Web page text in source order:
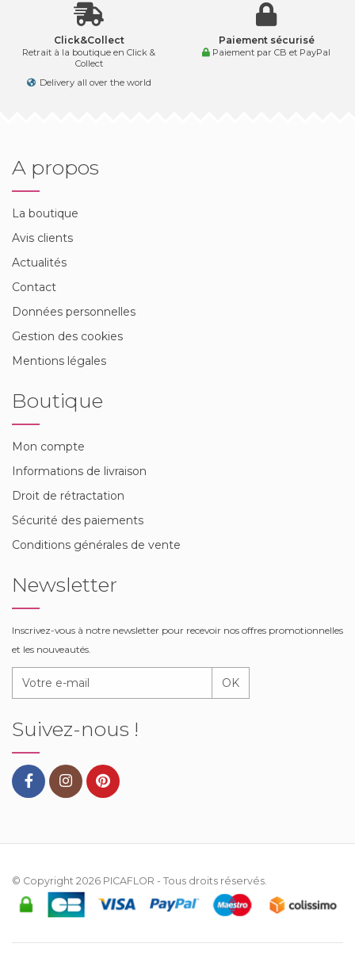
Click&Collect
Retrait à la boutique en Click &
Collect
Delivery all over the world
Paiement sécurisé
Paiement par CB et PayPal
A propos
La boutique
Avis clients
Actualités
Contact
Données personnelles
Gestion des cookies
Mentions légales
Boutique
Mon compte
Informations de livraison
Droit de rétractation
Sécurité des paiements
Conditions générales de vente
Newsletter
Inscrivez-vous à notre newsletter pour recevoir nos offres promotionnelles
et les nouveautés.
OK
Suivez-nous !
© Copyright 2026 PICAFLOR - Tous droits réservés.